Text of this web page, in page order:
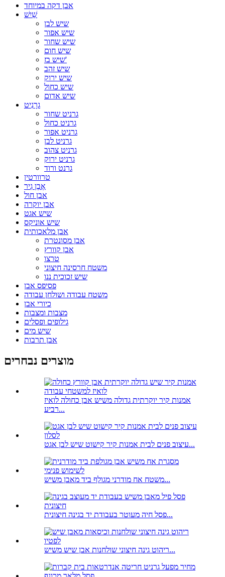
אבן דקה במיוחד
שַׁיִשׁ
שיש לבן
שיש אפור
שיש שחור
שיש חום
שיש בז'
שיש זהב
שיש ירוק
שיש כחול
שיש אדום
גרָנִיט
גרניט שחור
גרניט כחול
גרניט אפור
גרניט לבן
גרניט צהוב
גרניט ירוק
גרנט ורוד
טרוורטין
אֶבֶן גִיר
אבן חול
אבן יוקרה
שיש אגט
שיש אוניקס
אבן מלאכותית
אבן מסונטרת
אבן קוורץ
טרצו
משטח חרסינה חיצוני
שיש זכוכית ננו
פסיפס אבן
משטח עבודה ושולחן עבודה
כיורי אבן
מצבות ומצבות
גילופים ופסלים
שיש מים
אבן תרבות
מוצרים נבחרים
אמנות קיר יוקרתית גדולה משיש אבן כחולה לואיז
רביע...
עיצוב פנים לבית אמנות קיר קישוט שיש לבן אגט...
משטח אח מודרני מגולף ביד מאבן משיש...
פסל חיה מעוטר בעבודת יד בגינה חיצונית...
ריהוט גינה חיצוני שולחנות אבן שיש משיש...